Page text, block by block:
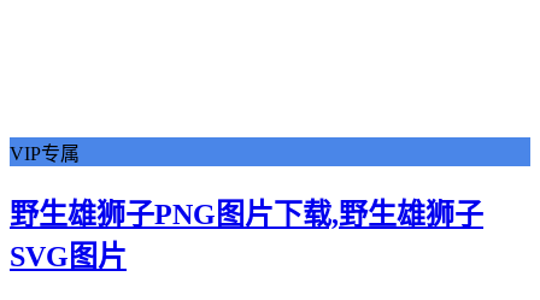
VIP专属
野生雄狮子PNG图片下载,野生雄狮子
SVG图片